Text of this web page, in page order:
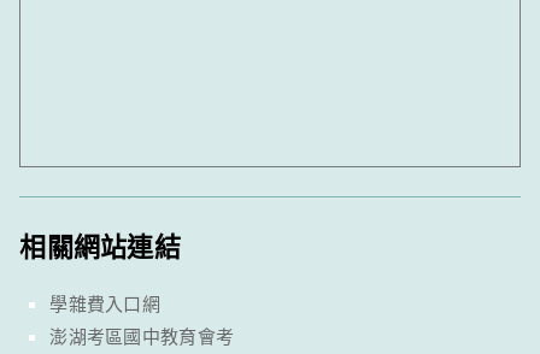
相關網站連結
學雜費入口網
澎湖考區國中教育會考